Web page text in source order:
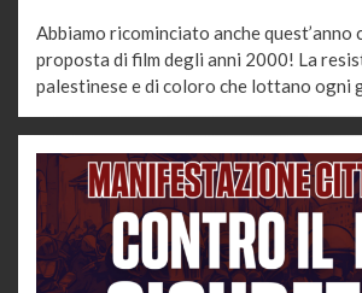
Abbiamo ricominciato anche quest’anno
proposta di film degli anni 2000! La
palestinese e di coloro che lottano ogni